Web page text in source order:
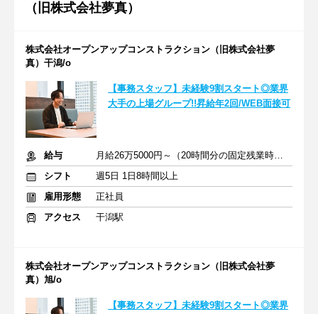
（旧株式会社夢真）
株式会社オープンアップコンストラクション（旧株式会社夢
真）干潟/o
【事務スタッフ】未経験9割スタート◎業界
大手の上場グループ!!昇給年2回/WEB面接可
給与
月給26万5000円～（20時間分の固定残業時間代を含む）
シフト
週5日 1日8時間以上
雇用形態
正社員
アクセス
干潟駅
株式会社オープンアップコンストラクション（旧株式会社夢
真）旭/o
【事務スタッフ】未経験9割スタート◎業界